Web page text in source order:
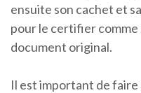
ensuite son cachet et
pour le certifier
document original.
Il est important de